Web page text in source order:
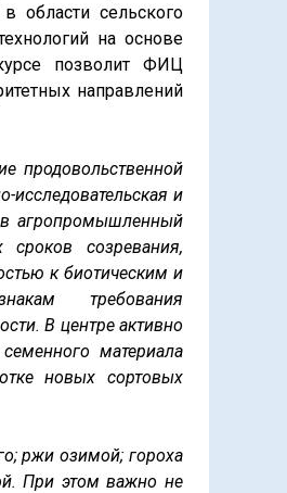
области сельского
на основе
позволит ФИЦ
направлений
продовольственной
исследовательская и
в агропромышленный
созревания,
к биотическим и
требования
В центре активно
материала
новых сортовых
ржи озимой; гороха
При этом важно не